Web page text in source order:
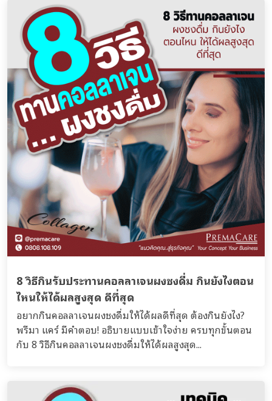
8 วิธีกินรับประทานคอลลาเจนผงชงดื่ม กินยังไงตอน
ไหนให้ได้ผลสูงสุด ดีที่สุด
อยากกินคอลลาเจนผงชงดื่มให้ได้ผลดีที่สุด ต้องกินยังไง?
พรีมา แคร์ มีคำตอบ! อธิบายแบบเข้าใจง่าย ครบทุกขั้นตอน
กับ 8 วิธีกินคอลลาเจนผงชงดื่มให้ได้ผลสูงสุด...